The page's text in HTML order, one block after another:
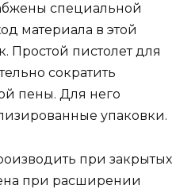
специальной
материала в этой
Простой пистолет для
сократить
пены. Для него
упаковки.
при закрытых
при расширении